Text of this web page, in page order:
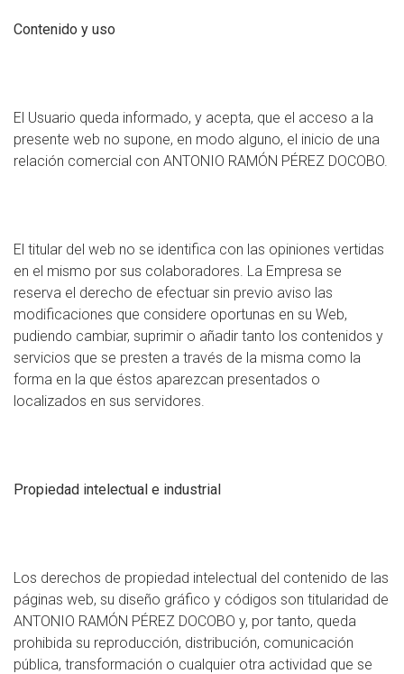
Contenido y uso
El Usuario queda informado, y acepta, que el acceso a la
presente web no supone, en modo alguno, el inicio de una
relación comercial con ANTONIO RAMÓN PÉREZ DOCOBO.
El titular del web no se identifica con las opiniones vertidas
en el mismo por sus colaboradores. La Empresa se
reserva el derecho de efectuar sin previo aviso las
modificaciones que considere oportunas en su Web,
pudiendo cambiar, suprimir o añadir tanto los contenidos y
servicios que se presten a través de la misma como la
forma en la que éstos aparezcan presentados o
localizados en sus servidores.
Propiedad intelectual e industrial
Los derechos de propiedad intelectual del contenido de las
páginas web, su diseño gráfico y códigos son titularidad de
ANTONIO RAMÓN PÉREZ DOCOBO y, por tanto, queda
prohibida su reproducción, distribución, comunicación
pública, transformación o cualquier otra actividad que se